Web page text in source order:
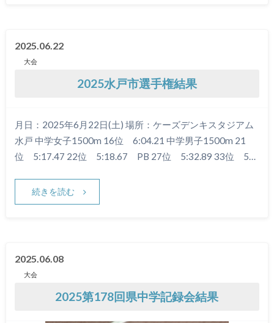
2025.06.22
大会
2025水戸市選手権結果
月日：2025年6月22日(土) 場所：ケーズデンキスタジアム
水戸 中学女子1500m 16位 6:04.21 中学男子1500m 21
位 5:17.47 22位 5:18.67 PB 27位 5:32.89 33位 5…
続きを読む
2025.06.08
大会
2025第178回県中学記録会結果